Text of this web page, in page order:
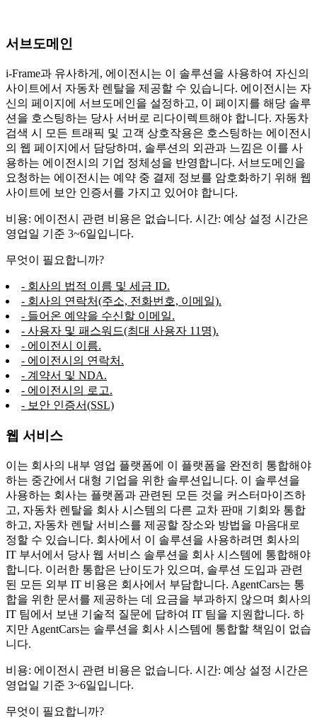
서브도메인
i-Frame과 유사하게, 에이전시는 이 솔루션을 사용하여 자신의
사이트에서 자동차 렌탈을 제공할 수 있습니다. 에이전시는 자
신의 페이지에 서브도메인을 설정하고, 이 페이지를 해당 솔루
션을 호스팅하는 당사 서버로 리다이렉트해야 합니다. 자동차
검색 시 모든 트래픽 및 고객 상호작용은 호스팅하는 에이전시
의 웹 페이지에서 담당하며, 솔루션의 외관과 느낌은 이를 사
용하는 에이전시의 기업 정체성을 반영합니다. 서브도메인을
요청하는 에이전시는 예약 중 결제 정보를 암호화하기 위해 웹
사이트에 보안 인증서를 가지고 있어야 합니다.
비용: 에이전시 관련 비용은 없습니다. 시간: 예상 설정 시간은
영업일 기준 3~6일입니다.
무엇이 필요합니까?
- 회사의 법적 이름 및 세금 ID.
- 회사의 연락처(주소, 전화번호, 이메일).
- 들어온 예약을 수신할 이메일.
- 사용자 및 패스워드(최대 사용자 11명).
- 에이전시 이름.
- 에이전시의 연락처.
- 계약서 및 NDA.
- 에이전시의 로고.
- 보안 인증서(SSL)
웹 서비스
이는 회사의 내부 영업 플랫폼에 이 플랫폼을 완전히 통합해야
하는 중간에서 대형 기업을 위한 솔루션입니다. 이 솔루션을
사용하는 회사는 플랫폼과 관련된 모든 것을 커스터마이즈하
고, 자동차 렌탈을 회사 시스템의 다른 교차 판매 기회와 통합
하고, 자동차 렌탈 서비스를 제공할 장소와 방법을 마음대로
정할 수 있습니다. 회사에서 이 솔루션을 사용하려면 회사의
IT 부서에서 당사 웹 서비스 솔루션을 회사 시스템에 통합해야
합니다. 이러한 통합은 난이도가 있으며, 솔루션 도입과 관련
된 모든 외부 IT 비용은 회사에서 부담합니다. AgentCars는 통
합을 위한 문서를 제공하는 데 요금을 부과하지 않으며 회사의
IT 팀에서 보낸 기술적 질문에 답하여 IT 팀을 지원합니다. 하
지만 AgentCars는 솔루션을 회사 시스템에 통합할 책임이 없습
니다.
비용: 에이전시 관련 비용은 없습니다. 시간: 예상 설정 시간은
영업일 기준 3~6일입니다.
무엇이 필요합니까?